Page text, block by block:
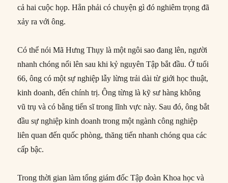
cả hai cuộc họp. Hẳn phải có chuyện gì đó nghiêm trọng đã
xảy ra với ông.
Có thể nói Mã Hưng Thụy là một ngôi sao đang lên, người
nhanh chóng nổi lên sau khi kỷ nguyên Tập bắt đầu. Ở tuổi
66, ông có một sự nghiệp lẫy lừng trải dài từ giới học thuật,
kinh doanh, đến chính trị. Ông từng là kỹ sư hàng không
vũ trụ và có bằng tiến sĩ trong lĩnh vực này. Sau đó, ông bắt
đầu sự nghiệp kinh doanh trong một ngành công nghiệp
liên quan đến quốc phòng, thăng tiến nhanh chóng qua các
cấp bậc.
Trong thời gian làm tổng giám đốc Tập đoàn Khoa học và